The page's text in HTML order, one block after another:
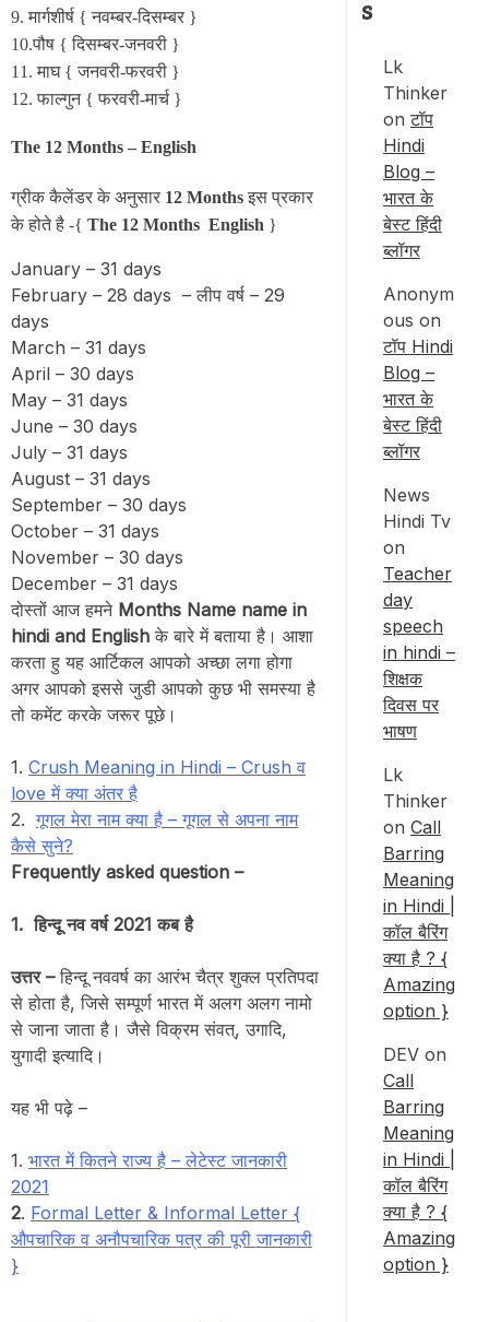
9. मार्गशीर्ष { नवम्बर-दिसम्बर }
10.पौष { दिसम्बर-जनवरी }
11. माघ { जनवरी-फरवरी }
12. फाल्गुन { फरवरी-मार्च }
The 12 Months – English
ग्रीक कैलेंडर के अनुसार 12 Monthsइस प्रकार
के होते है -{ The 12 Months English }
January – 31 days
February – 28 days – लीप वर्ष – 29
days
March – 31 days
April – 30 days
May – 31 days
June – 30 days
July – 31 days
August – 31 days
September – 30 days
October – 31 days
November – 30 days
December – 31 days
दोस्तों आज हमने Months Name name in
hindi and English के बारे में बताया है। आशा
करता हु यह आर्टिकल आपको अच्छा लगा होगा
अगर आपको इससे जुडी आपको कुछ भी समस्या है
तो कमेंट करके जरूर पूछे।
1. Crush Meaning in Hindi – Crush व
love में क्या अंतर है
2.गूगल मेरा नाम क्या है – गूगल से अपना नाम
कैसे सुने?
Frequently asked question –
1.हिन्दू नव वर्ष 2021 कब है
उत्तर –हिन्दू नववर्ष का आरंभ चैत्र शुक्ल प्रतिपदा
से होता है, जिसे सम्पूर्ण भारत में अलग अलग नामो
से जाना जाता है। जैसे विक्रम संवत्, उगादि,
युगादी इत्यादि।
यह भी पढ़े –
1. भारत में कितने राज्य है – लेटेस्ट जानकारी
2021
2. Formal Letter & Informal Letter {
औपचारिक व अनौपचारिक पत्र की पूरी जानकारी
}
s
Lk
Thinker
onटॉप
Hindi
Blog –
भारत के
बेस्ट हिंदी
ब्लॉगर
Anonym
ous on
टॉप Hindi
Blog –
भारत के
बेस्ट हिंदी
ब्लॉगर
News
Hindi Tv
on
Teacher
day
speech
in hindi –
शिक्षक
दिवस पर
भाषण
Lk
Thinker
on Call
Barring
Meaning
in Hindi |
कॉल बैरिंग
क्या है ? {
Amazing
option }
DEV on
Call
Barring
Meaning
in Hindi |
कॉल बैरिंग
क्या है ? {
Amazing
option }